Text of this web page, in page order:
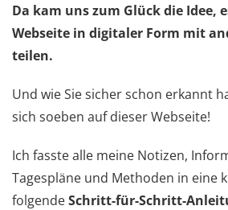
Da kam uns zum Glück die Idee,
Webseite in digitaler Form mit
teilen.
Und wie Sie sicher schon erkannt
sich soeben auf dieser Webseite!
Ich fasste alle meine Notizen,
Tagespläne und Methoden in eine
folgendeSchritt-für-Schritt-